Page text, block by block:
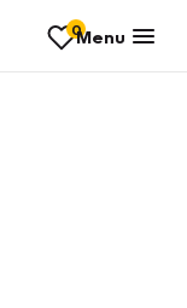
0Menu